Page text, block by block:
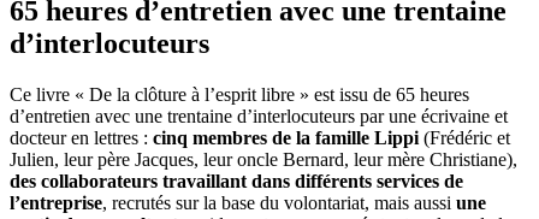
65 heures d’entretien avec une trentaine
d’interlocuteurs
Ce livre « De la clôture à l’esprit libre » est issu de 65 heures
d’entretien avec une trentaine d’interlocuteurs par une écrivaine et
docteur en lettres : cinq membres de la famille Lippi (Frédéric et
Julien, leur père Jacques, leur oncle Bernard, leur mère Christiane),
des collaborateurs travaillant dans différents services de
l’entreprise, recrutés sur la base du volontariat, mais aussi une